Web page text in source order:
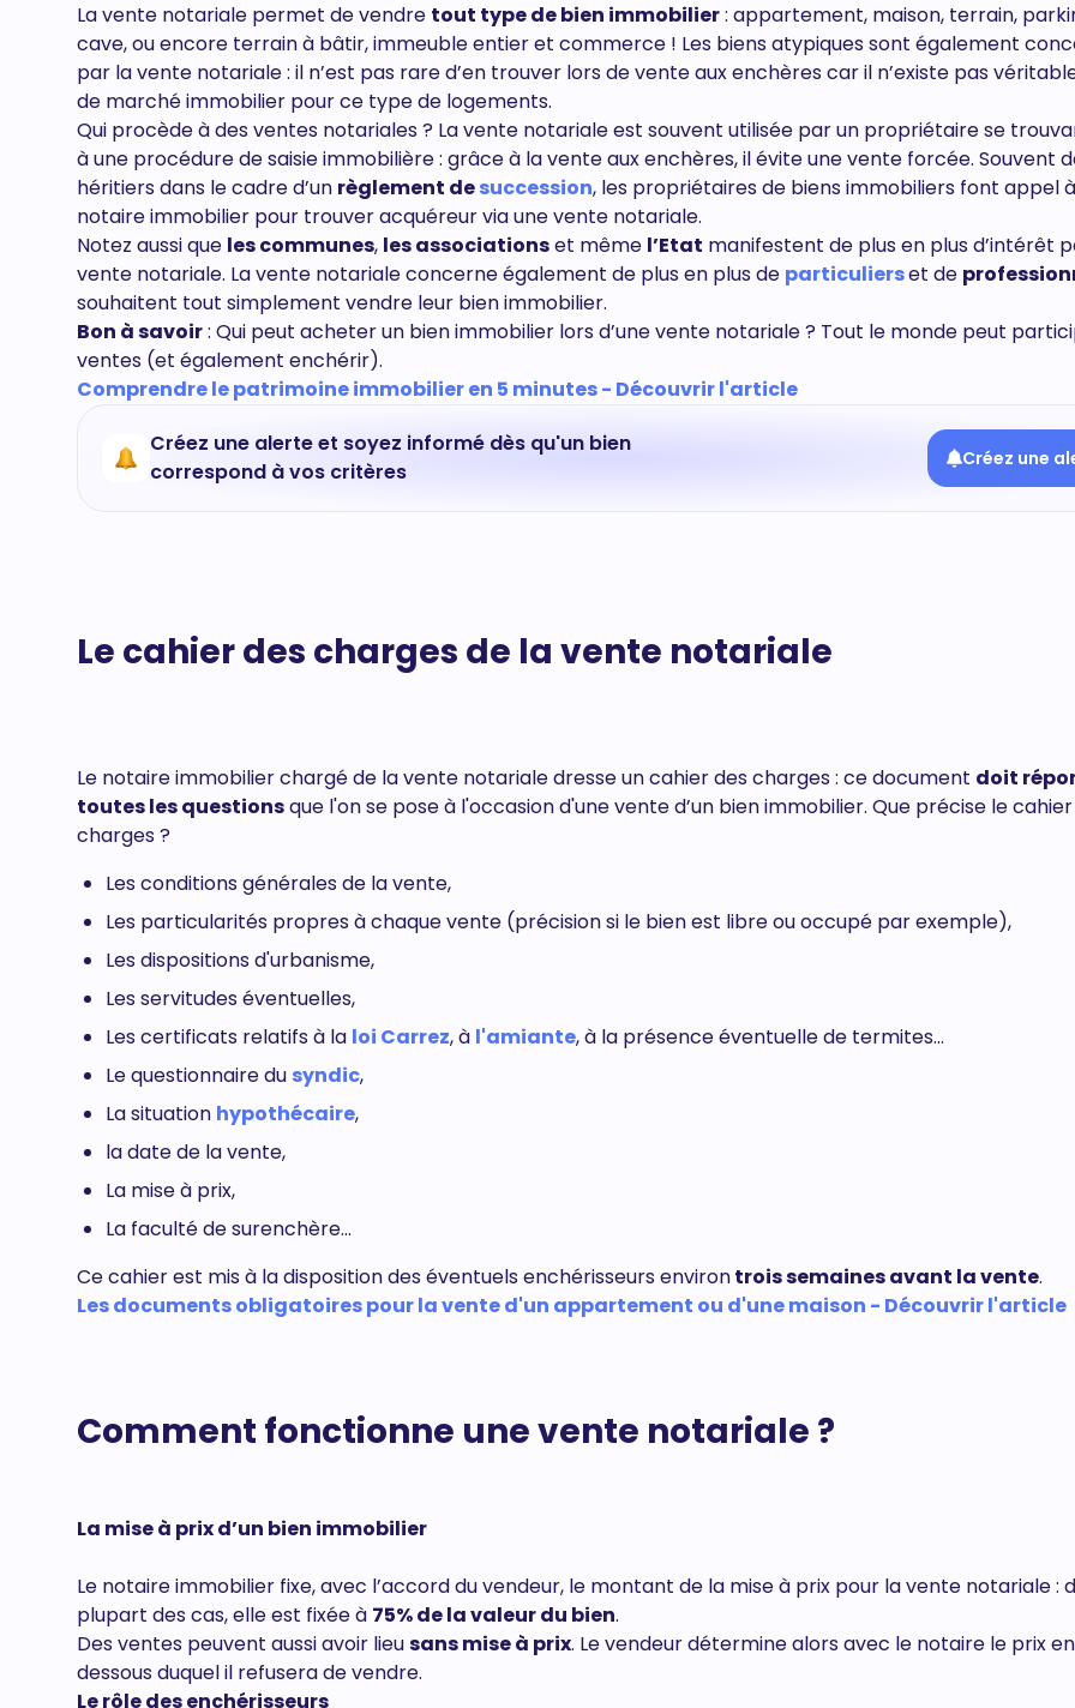
La vente notariale permet de vendre tout type de bien immobilier: appartement, maison, terrain,
cave, ou encore terrain à bâtir, immeuble entier et commerce ! Les biens atypiques sont également
par la vente notariale : il n’est pas rare d’en trouver lors de vente aux enchères car il n’existe pas
de marché immobilier pour ce type de logements.
Qui procède à des ventes notariales ? La vente notariale est souvent utilisée par un propriétaire se
à une procédure de saisie immobilière : grâce à la vente aux enchères, il évite une vente forcée. Souvent
héritiers dans le cadre d’un règlement desuccession, les propriétaires de biens immobiliers font appel
notaire immobilier pour trouver acquéreur via une vente notariale.
Notez aussi que les communes, les associationset même l’Etat manifestent de plus en plus d’intérêt
vente notariale. La vente notariale concerne également de plus en plus de particulierset de
souhaitent tout simplement vendre leur bien immobilier.
Bon à savoir: Qui peut acheter un bien immobilier lors d’une vente notariale ? Tout le monde peut
ventes (et également enchérir).
Comprendre le patrimoine immobilier en 5 minutes - Découvrir l'article
Créez une alerte et soyez informé dès qu'un bien
correspond à vos critères
Créez une
Le cahier des charges de la vente notariale
Le notaire immobilier chargé de la vente notariale dresse un cahier des charges : ce document doit
toutes les questionsque l'on se pose à l'occasion d'une vente d’un bien immobilier. Que précise le
charges ?
Les conditions générales de la vente,
Les particularités propres à chaque vente (précision si le bien est libre ou occupé par exemple),
Les dispositions d'urbanisme,
Les servitudes éventuelles,
Les certificats relatifs à la loi Carrez, à l'amiante, à la présence éventuelle de termites...
Le questionnaire du syndic,
La situation hypothécaire,
la date de la vente,
La mise à prix,
La faculté de surenchère...
Ce cahier est mis à la disposition des éventuels enchérisseurs environtrois semaines avant la vente.
Les documents obligatoires pour la vente d'un appartement ou d'une maison - Découvrir l'article
Comment fonctionne une vente notariale ?
La mise à prix d’un bien immobilier
Le notaire immobilier fixe, avec l’accord du vendeur, le montant de la mise à prix pour la vente notariale :
plupart des cas, elle est fixée à 75% de la valeur du bien.
Des ventes peuvent aussi avoir lieusans mise à prix. Le vendeur détermine alors avec le notaire le prix en
dessous duquel il refusera de vendre.
Le rôle des enchérisseurs